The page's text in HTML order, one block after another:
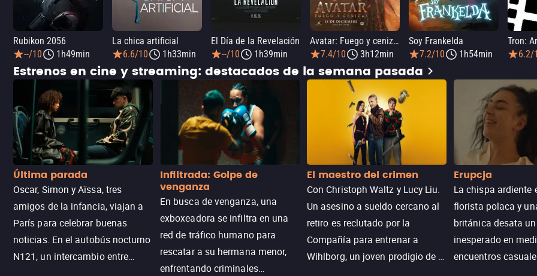
Rubikon 2056
--/10
1h49min
La chica artificial
6.6/10
1h33min
El Día de la Revelación
--/10
1h39min
Avatar: Fuego y cenizas
7.4/10
3h12min
Soy Frankelda
7.2/10
1h54min
Tron:
6.2/
Estrenos en cine y streaming: destacados de la semana pasada
Última parada
Oscar, Simon y Aïssa, tres
amigos de la infancia, viajan a
París para celebrar buenas
noticias. En el autobús nocturno
N121, un intercambio entre
Infiltrada: Golpe de
venganza
En busca de venganza, una
exboxeadora se infiltra en una
red de tráfico humano para
rescatar a su hermana menor,
enfrentando criminales
El maestro del crimen
Con Christoph Waltz y Lucy Liu.
Un asesino a sueldo cercano al
retiro es reclutado por la
Compañía para entrenar a
Wihlborg, un joven prodigio de la
Erupcja
La chispa ardiente
florista polaca y
británica desata
inesperado en
encuentros